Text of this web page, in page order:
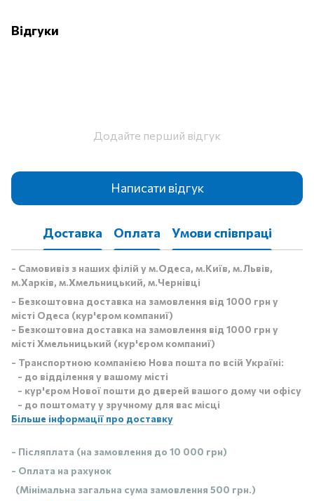
Відгуки
Додайте перший відгук
Написати відгук
Доставка Оплата Умови співпраці
- Самовивіз з наших філій у м.Одеса, м.Київ, м.Львів,
м.Харків, м.Хмельницький, м.Чернівці
- Безкоштовна доставка на замовлення від 1000 грн у
місті Одеса (кур'єром компаниї)
- Безкоштовна доставка на замовлення від 1000 грн у
місті Хмельницький (кур'єром компаниї)
- Транспортною компанією Нова пошта по всій Україні:
- до відділення у вашому місті
- кур'єром Нової пошти до дверей вашого дому чи офісу
- до поштомату у зручному для вас місці
Більше інформації про доставку
- Післяплата (на замовлення до 10 000 грн)
- Оплата на рахунок
(Мінімальна загальна сума замовлення 500 грн.)